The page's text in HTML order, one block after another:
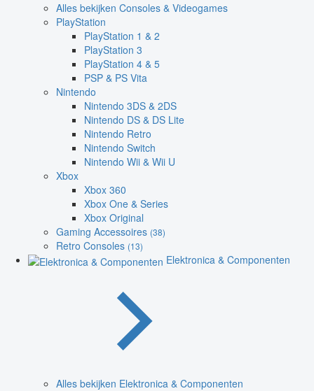
Alles bekijken Consoles & Videogames
PlayStation
PlayStation 1 & 2
PlayStation 3
PlayStation 4 & 5
PSP & PS Vita
Nintendo
Nintendo 3DS & 2DS
Nintendo DS & DS Lite
Nintendo Retro
Nintendo Switch
Nintendo Wii & Wii U
Xbox
Xbox 360
Xbox One & Series
Xbox Original
Gaming Accessoires (38)
Retro Consoles (13)
Elektronica & Componenten
Alles bekijken Elektronica & Componenten